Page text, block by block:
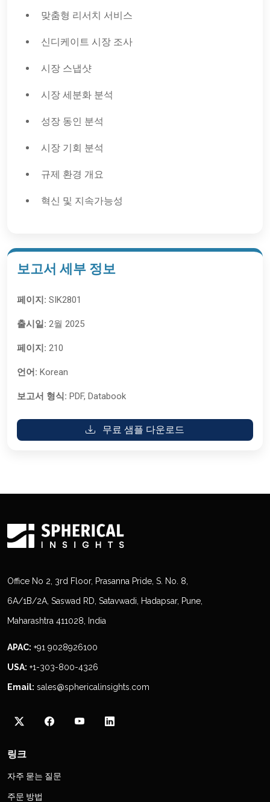
맞춤형 리서치 서비스
신디케이트 시장 조사
시장 스냅샷
시장 세분화 분석
성장 동인 분석
시장 기회 분석
규제 환경 개요
혁신 및 지속가능성
보고서 세부 정보
페이지: SIK2801
출시일: 2월 2025
페이지: 210
언어: Korean
보고서 형식: PDF, Databook
무료 샘플 다운로드
Office No 2, 3rd Floor, Prasanna Pride, S. No. 8,
6A/1B/2A, Saswad RD, Satavwadi, Hadapsar, Pune,
Maharashtra 411028, India
APAC: +91 9028926100
USA: +1-303-800-4326
Email: sales@sphericalinsights.com
링크
자주 묻는 질문
주문 방법